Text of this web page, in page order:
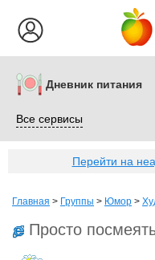
Дневник питания
Все сервисы
Перейти на
Главная > Группы > Юмор >
Просто